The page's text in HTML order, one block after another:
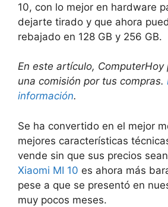
10, con lo mejor en hardware
dejarte tirado y que ahora
rebajado en 128 GB y 256 GB.
En este artículo, ComputerHoy
una comisión por tus compras.
información.
Se ha convertido en el mejor
mejores características
vende sin que sus precios
Xiaomi MI 10 es ahora más
pese a que se presentó en
muy pocos meses.